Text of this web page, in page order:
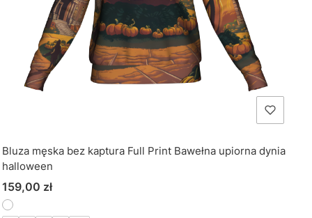
Bluza męska bez kaptura Full Print Bawełna upiorna dynia
halloween
Cena
159,00 zł